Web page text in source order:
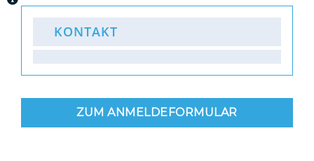
KONTAKT
ZUM ANMELDEFORMULAR